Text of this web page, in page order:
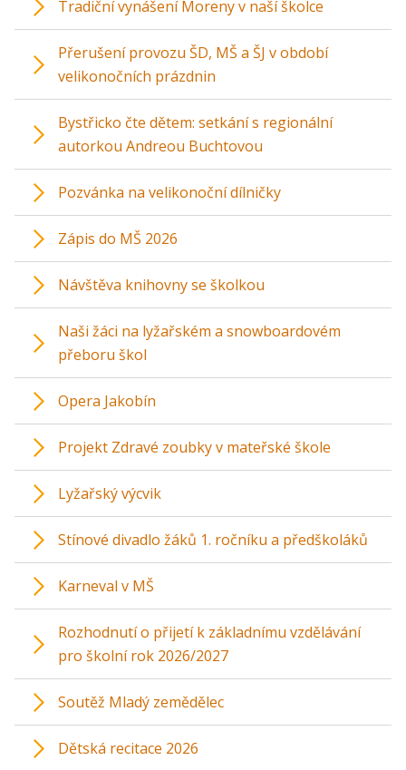
Tradiční vynášení Moreny v naší školce
Přerušení provozu ŠD, MŠ a ŠJ v období
velikonočních prázdnin
Bystřicko čte dětem: setkání s regionální
autorkou Andreou Buchtovou
Pozvánka na velikonoční dílničky
Zápis do MŠ 2026
Návštěva knihovny se školkou
Naši žáci na lyžařském a snowboardovém
přeboru škol
Opera Jakobín
Projekt Zdravé zoubky v mateřské škole
Lyžařský výcvik
Stínové divadlo žáků 1. ročníku a předškoláků
Karneval v MŠ
Rozhodnutí o přijetí k základnímu vzdělávání
pro školní rok 2026/2027
Soutěž Mladý zemědělec
Dětská recitace 2026